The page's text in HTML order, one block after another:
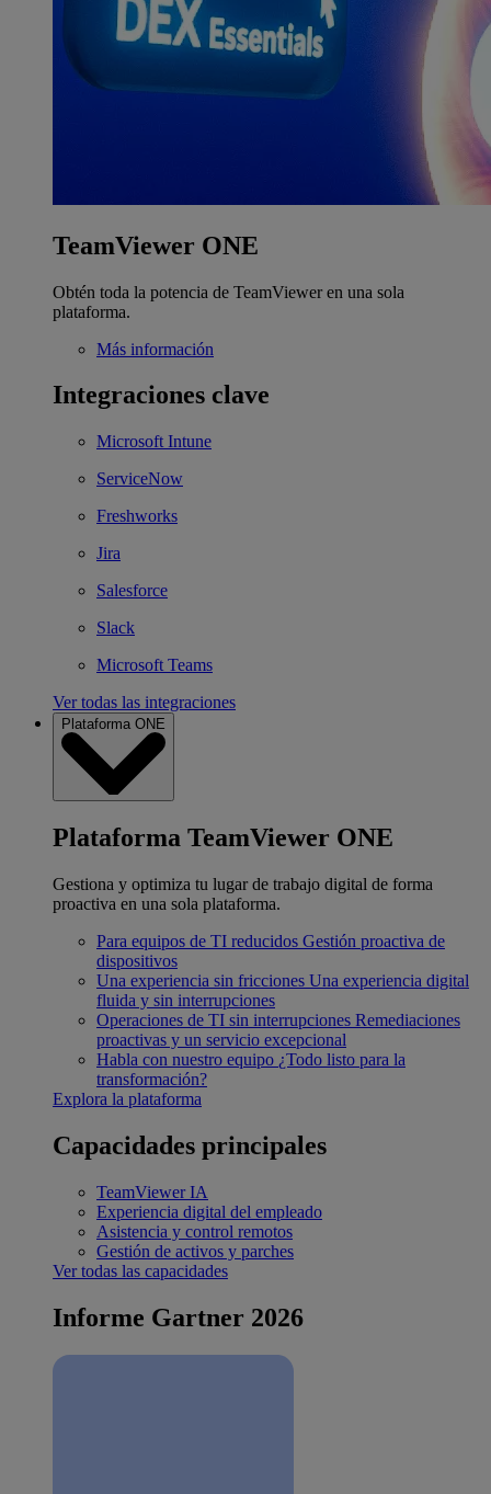
TeamViewer ONE
Obtén toda la potencia de TeamViewer en una sola
plataforma.
Más información
Integraciones clave
Microsoft Intune
ServiceNow
Freshworks
Jira
Salesforce
Slack
Microsoft Teams
Ver todas las integraciones
Plataforma ONE
Plataforma TeamViewer ONE
Gestiona y optimiza tu lugar de trabajo digital de forma
proactiva en una sola plataforma.
Para equipos de TI reducidos Gestión proactiva de
dispositivos
Una experiencia sin fricciones Una experiencia digital
fluida y sin interrupciones
Operaciones de TI sin interrupciones Remediaciones
proactivas y un servicio excepcional
Habla con nuestro equipo ¿Todo listo para la
transformación?
Explora la plataforma
Capacidades principales
TeamViewer IA
Experiencia digital del empleado
Asistencia y control remotos
Gestión de activos y parches
Ver todas las capacidades
Informe Gartner 2026